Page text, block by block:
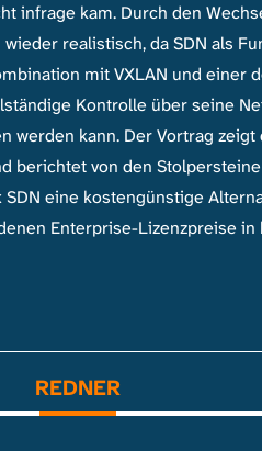
infrage kam. Durch den
realistisch, da SDN als
mit VXLAN und einer
Kontrolle über seine
kann. Der Vortrag zeigt
berichtet von den
eine kostengünstige
Enterprise-Lizenzpreise in
REDNER